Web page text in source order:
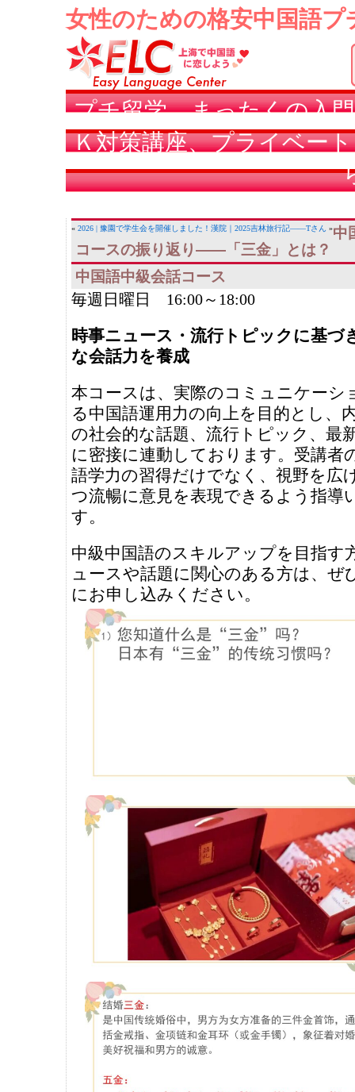
女性のための格安中国語
プチ留学、まったくの入
Ｋ対策講座、プライベー
« 2026 | 豫園で学生会を開催しました！ 漢院｜2025吉林旅行記——Tさん »中
コースの振り返り——「三金」とは？
中国語中級会話コース
毎週日曜日 16:00～18:00
時事ニュース・流行トピックに基づ
な会話力を養成
本コースは、実際のコミュニケーシ
る中国語運用力の向上を目的とし、
の社会的な話題、流行トピック、最
に密接に連動しております。受講者
語学力の習得だけでなく、視野を広
つ流暢に意見を表現できるよう指導
す。
中級中国語のスキルアップを目指す
ュースや話題に関心のある方は、ぜ
にお申し込みください。